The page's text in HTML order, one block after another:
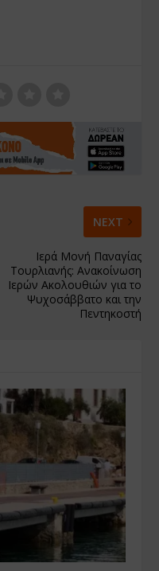
NEXT
Ιερά Μονή Παναγίας
Τουρλιανής: Ανακοίνωση
Ιερών Ακολουθιών για το
Ψυχοσάββατο και την
Πεντηκοστή